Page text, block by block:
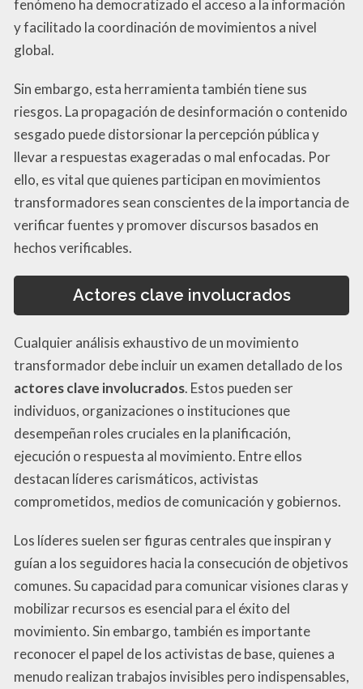
fenómeno ha democratizado el acceso a la información
y facilitado la coordinación de movimientos a nivel
global.
Sin embargo, esta herramienta también tiene sus
riesgos. La propagación de desinformación o contenido
sesgado puede distorsionar la percepción pública y
llevar a respuestas exageradas o mal enfocadas. Por
ello, es vital que quienes participan en movimientos
transformadores sean conscientes de la importancia de
verificar fuentes y promover discursos basados en
hechos verificables.
Actores clave involucrados
Cualquier análisis exhaustivo de un movimiento
transformador debe incluir un examen detallado de los
actores clave involucrados. Estos pueden ser
individuos, organizaciones o instituciones que
desempeñan roles cruciales en la planificación,
ejecución o respuesta al movimiento. Entre ellos
destacan líderes carismáticos, activistas
comprometidos, medios de comunicación y gobiernos.
Los líderes suelen ser figuras centrales que inspiran y
guían a los seguidores hacia la consecución de objetivos
comunes. Su capacidad para comunicar visiones claras y
mobilizar recursos es esencial para el éxito del
movimiento. Sin embargo, también es importante
reconocer el papel de los activistas de base, quienes a
menudo realizan trabajos invisibles pero indispensables,